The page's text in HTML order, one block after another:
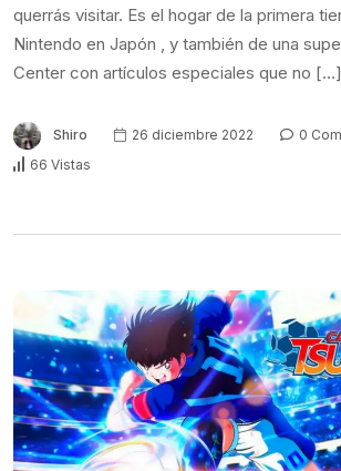
querrás visitar. Es el hogar de la primera
Nintendo en Japón , y también de una
Center con artículos especiales que no […]
Shiro 26 diciembre 2022
0
66 Vistas